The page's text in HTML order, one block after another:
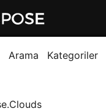
Arama Kategoriler